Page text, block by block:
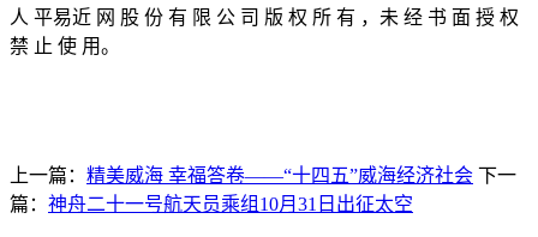
人 平易近 网 股 份 有 限 公 司 版 权 所 有 ，未 经 书 面 授 权
禁 止 使 用。
上一篇： 精美威海 幸福答卷——“十四五”威海经济社会 下一
篇： 神舟二十一号航天员乘组10月31日出征太空